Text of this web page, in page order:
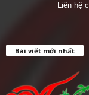
Liên hệ
Bài viết mới nhất